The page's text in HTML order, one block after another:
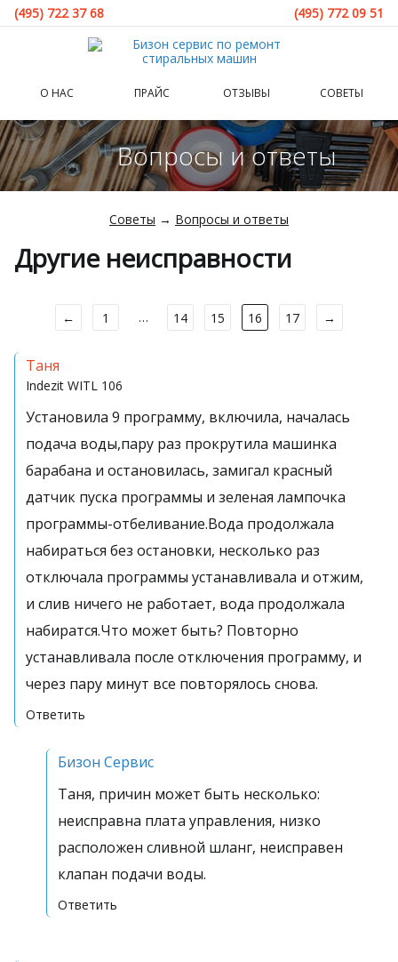
(495) 722 37 68 (495) 772 09 51
О НАС ПРАЙС ОТЗЫВЫ СОВЕТЫ
Вопросы и ответы
Советы → Вопросы и ответы
Другие неисправности
← 1 … 14 15 16 17 →
Таня
Indezit WITL 106
Установила 9 программу, включила, началась
подача воды,пару раз прокрутила машинка
барабана и остановилась, замигал красный
датчик пуска программы и зеленая лампочка
программы-отбеливание.Вода продолжала
набираться без остановки, несколько раз
отключала программы устанавливала и отжим,
и слив ничего не работает, вода продолжала
набиратся.Что может быть? Повторно
устанавливала после отключения программу, и
через пару минут все повторялось снова.
Ответить
Бизон Сервис
Таня, причин может быть несколько:
неисправна плата управления, низко
расположен сливной шланг, неисправен
клапан подачи воды.
Ответить